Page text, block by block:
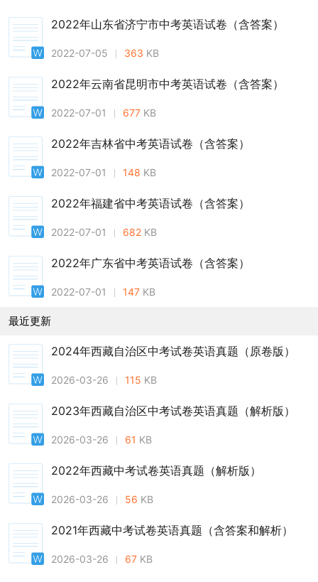
2022年山东省济宁市中考英语试卷（含答案）
2022-07-05 363 KB
2022年云南省昆明市中考英语试卷（含答案）
2022-07-01 677 KB
2022年吉林省中考英语试卷（含答案）
2022-07-01 148 KB
2022年福建省中考英语试卷（含答案）
2022-07-01 682 KB
2022年广东省中考英语试卷（含答案）
2022-07-01 147 KB
最近更新
2024年西藏自治区中考试卷英语真题（原卷版）
2026-03-26 115 KB
2023年西藏自治区中考试卷英语真题（解析版）
2026-03-26 61 KB
2022年西藏中考试卷英语真题（解析版）
2026-03-26 56 KB
2021年西藏中考试卷英语真题（含答案和解析）
2026-03-26 67 KB